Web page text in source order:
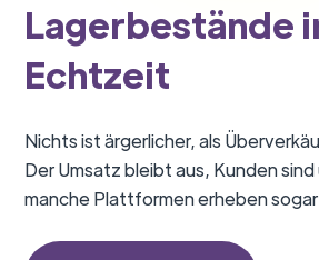
Lagerbestände
Echtzeit
Nichts ist ärgerlicher, als
Der Umsatz bleibt aus, Kunden
manche Plattformen erheben